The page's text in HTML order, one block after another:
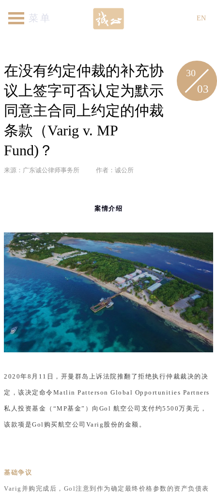
首页
关于我们
律师团队
专业领域
新闻资讯
各地机构
加入我们
联系我们 EN
在没有约定仲裁的补充协
议上签字可否认定为默示
同意主合同上约定的仲裁
条款（Varig v. MP
Fund)？
来源：广东诚公律师事务所 作者：诚公所
30
03
案情介绍
2020年8月11日，开曼群岛上诉法院推翻了拒绝执行仲裁裁决的决
定，该决定命令Matlin Patterson Global Opportunities Partners
私人投资基金（“MP基金”）向Gol 航空公司支付约5500万美元，
该款项是Gol购买航空公司Varig股份的金额。
基础争议
Varig并购完成后，Gol注意到作为确定最终价格参数的资产负债表